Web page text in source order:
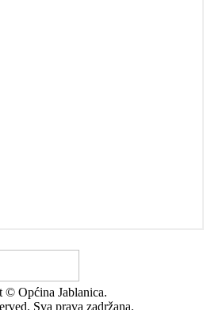
© Općina Jablanica.
Sva prava zadržana.